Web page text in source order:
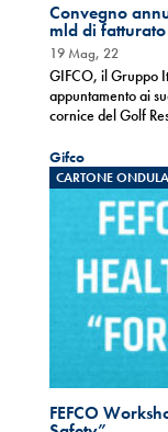
Convegno
mld di fatturato
19 Mag, 22
GIFCO, il Gruppo
appuntamento ai
cornice del Golf
Gifco
CARTONE
FEFCO